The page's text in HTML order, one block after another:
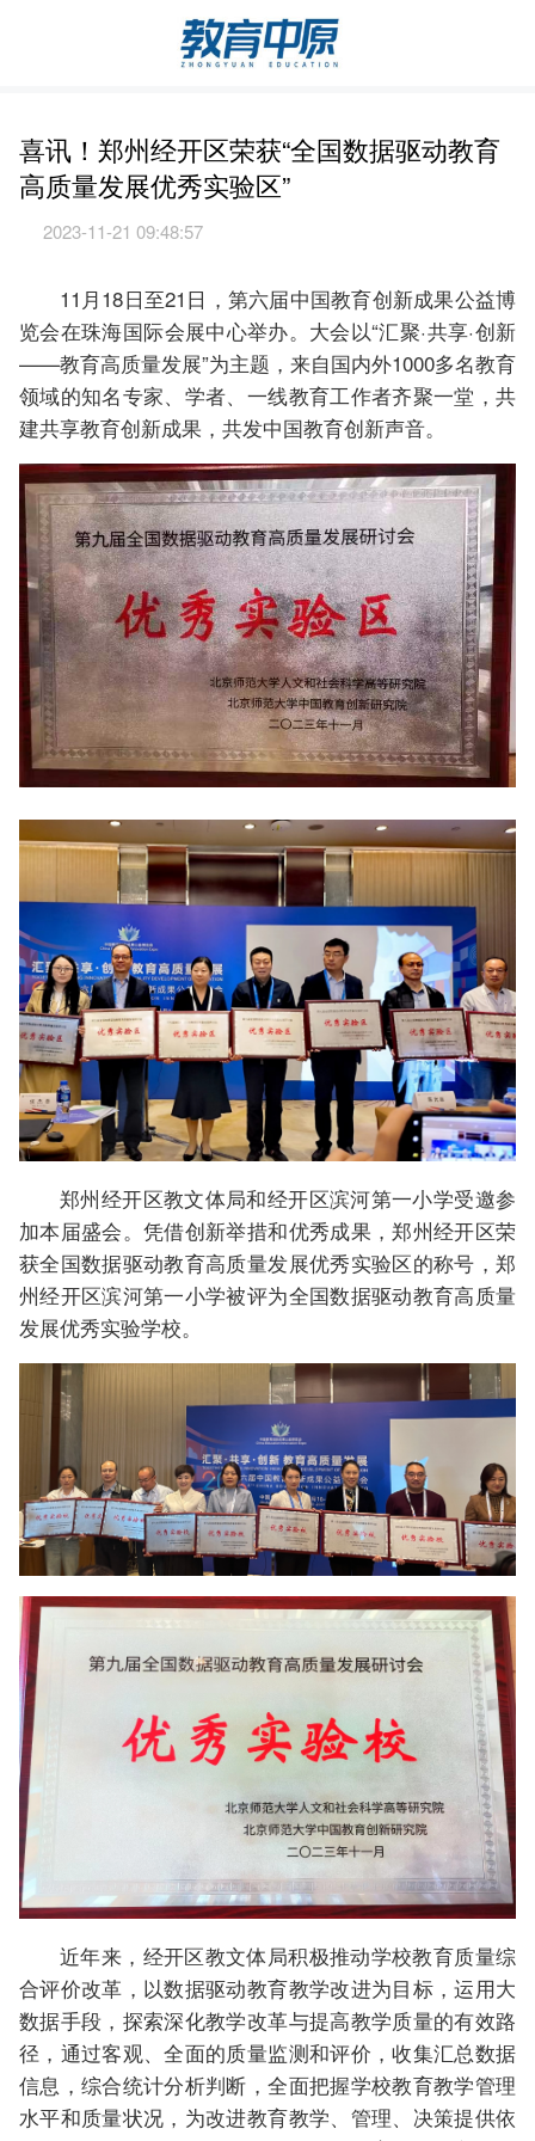
喜讯！郑州经开区荣获“全国数据驱动教育
高质量发展优秀实验区”
2023-11-21 09:48:57
11月18日至21日，第六届中国教育创新成果公益博
览会在珠海国际会展中心举办。大会以“汇聚·共享·创新
——教育高质量发展”为主题，来自国内外1000多名教育
领域的知名专家、学者、一线教育工作者齐聚一堂，共
建共享教育创新成果，共发中国教育创新声音。
郑州经开区教文体局和经开区滨河第一小学受邀参
加本届盛会。凭借创新举措和优秀成果，郑州经开区荣
获全国数据驱动教育高质量发展优秀实验区的称号，郑
州经开区滨河第一小学被评为全国数据驱动教育高质量
发展优秀实验学校。
近年来，经开区教文体局积极推动学校教育质量综
合评价改革，以数据驱动教育教学改进为目标，运用大
数据手段，探索深化教学改革与提高教学质量的有效路
径，通过客观、全面的质量监测和评价，收集汇总数据
信息，综合统计分析判断，全面把握学校教育教学管理
水平和质量状况，为改进教育教学、管理、决策提供依